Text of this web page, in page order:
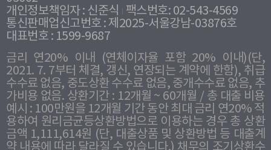
개인정보책임자 : 신준식
팩스번호: 02-543-4569
통신판매업신고번호 : 제2025-서울강남-03876호
대표번호 : 1599-9687
금리 연20% 이내 (연체이자율 포함 20% 이내)(단,
2021. 7. 7부터 체결, 갱신, 연장되는 계약에 한함), 취급
수수료 없음, 중도상환 수수료 없음, 중개수수료 없음, 추
가비용 없음. 상환기간 : 12개월 ~ 60개월 / 총 대출 비용
예시 : 100만원을 12개월 기간 동안 최대 금리 연20% 적
용하여 원리금균등상환방법으로 이용하는 경우 총 상환
금액 1,111,614원 (단, 대출상품 및 상환방법 등 대출계